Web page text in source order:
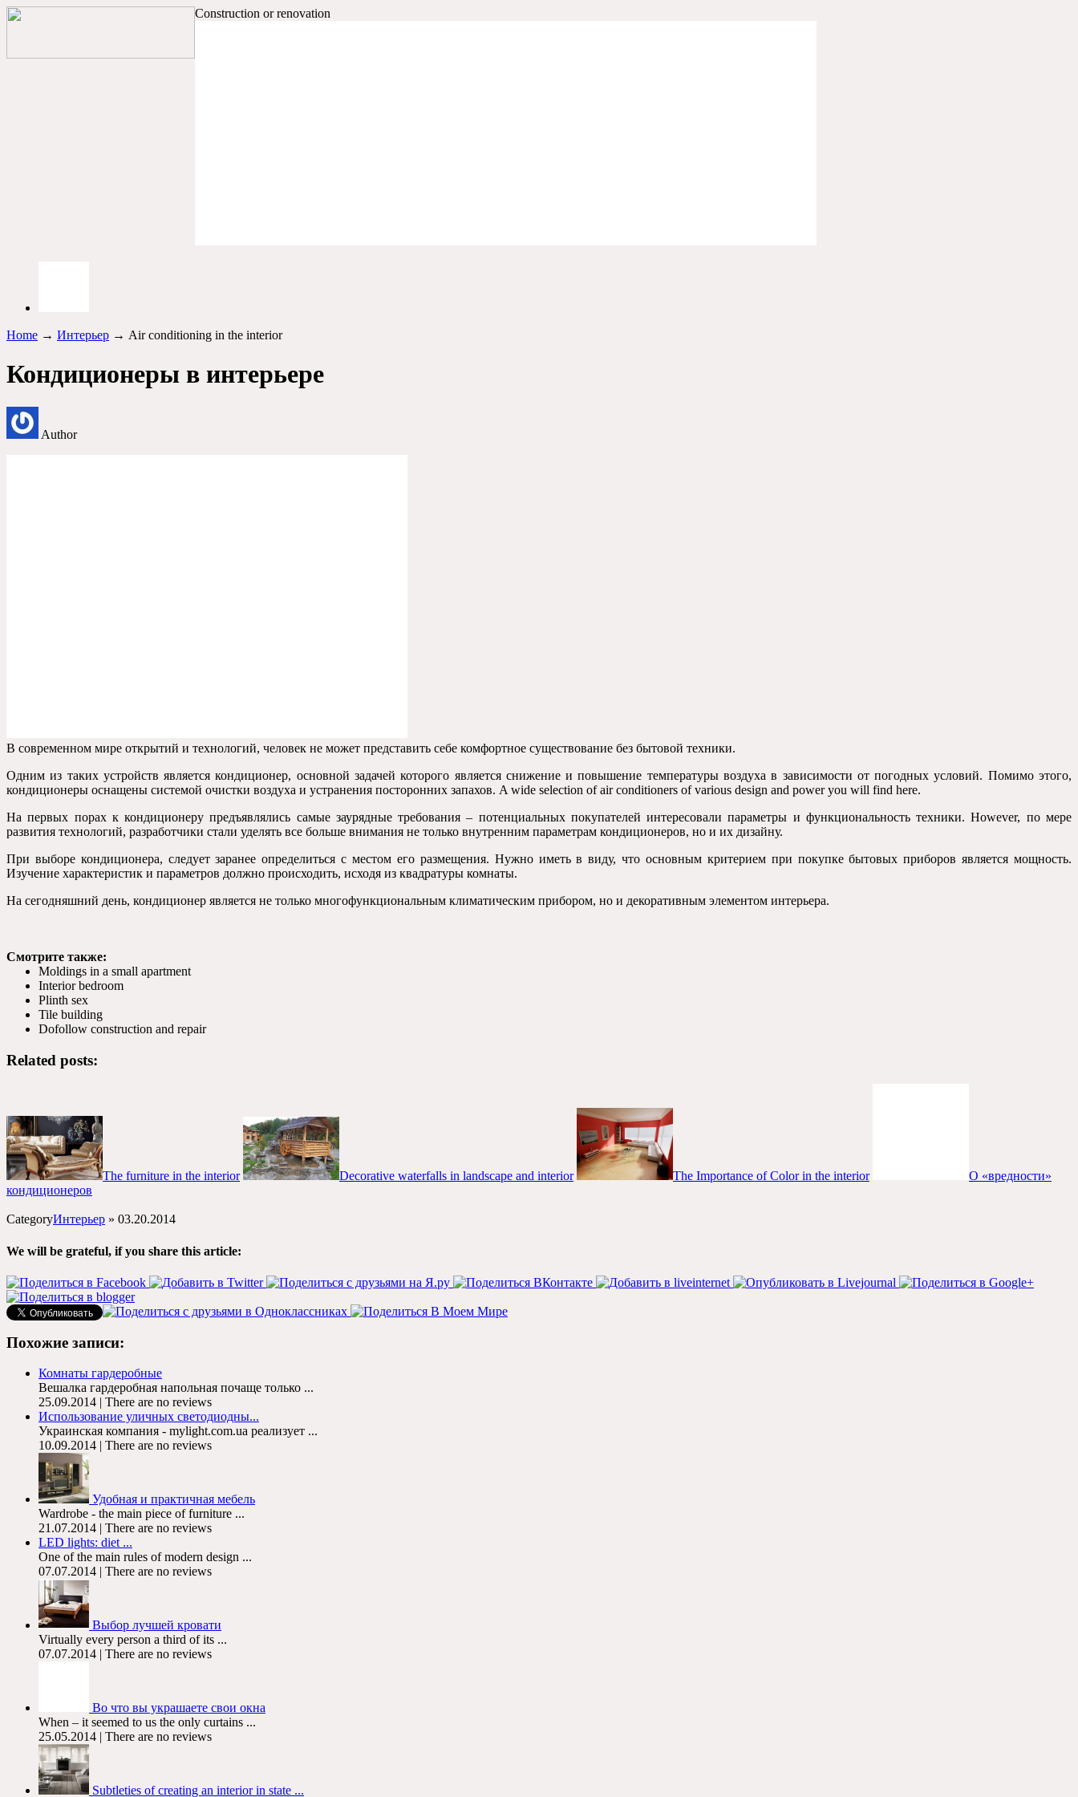
Construction or renovation
Home → Интерьер → Air conditioning in the interior
Кондиционеры в интерьере
Author
В современном мире открытий и технологий, человек не может представить себе комфортное существование без бытовой техники.
Одним из таких устройств является кондиционер, основной задачей которого является снижение и повышение температуры воздуха в зависимости от погодных условий. Помимо этого,
кондиционеры оснащены системой очистки воздуха и устранения посторонних запахов. A wide selection of air conditioners of various design and power you will find here.
На первых порах к кондиционеру предъявлялись самые заурядные требования – потенциальных покупателей интересовали параметры и функциональность техники. However, по мере
развития технологий, разработчики стали уделять все больше внимания не только внутренним параметрам кондиционеров, но и их дизайну.
При выборе кондиционера, следует заранее определиться с местом его размещения. Нужно иметь в виду, что основным критерием при покупке бытовых приборов является мощность.
Изучение характеристик и параметров должно происходить, исходя из квадратуры комнаты.
На сегодняшний день, кондиционер является не только многофункциональным климатическим прибором, но и декоративным элементом интерьера.
Смотрите также:
Moldings in a small apartment
Interior bedroom
Plinth sex
Tile building
Dofollow construction and repair
Related posts:
The furniture in the interior Decorative waterfalls in landscape and interior The Importance of Color in the interior
О «вредности»
кондиционеров
CategoryИнтерьер » 03.20.2014
We will be grateful, if you share this article:
Похожие записи:
Комнаты гардеробные
Вешалка гардеробная напольная почаще только ...
25.09.2014 | There are no reviews
Использование уличных светодиодны...
Украинская компания - mylight.com.ua реализует ...
10.09.2014 | There are no reviews
Удобная и практичная мебель
Wardrobe - the main piece of furniture ...
21.07.2014 | There are no reviews
LED lights: diet ...
One of the main rules of modern design ...
07.07.2014 | There are no reviews
Выбор лучшей кровати
Virtually every person a third of its ...
07.07.2014 | There are no reviews
Во что вы украшаете свои окна
When – it seemed to us the only curtains ...
25.05.2014 | There are no reviews
Subtleties of creating an interior in state ...